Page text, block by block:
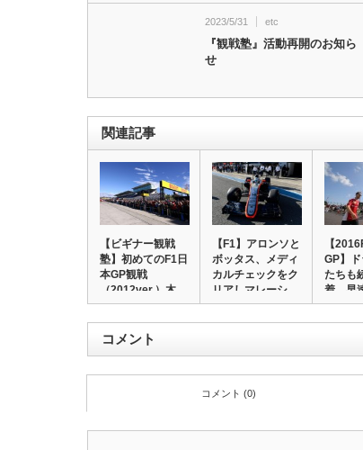
2023/5/31 etc
『観戦塾』活動再開のお知ら
せ
関連記事
【ビギナー観戦
塾】初めてのF1日
本GP観戦
（2012ver.）木…
【F1】アロンソと
ボッタス、メディ
カルチェックをク
リアしマレーシ…
【
GP】
たちも
着、早
の…
コメント
コメント (0)